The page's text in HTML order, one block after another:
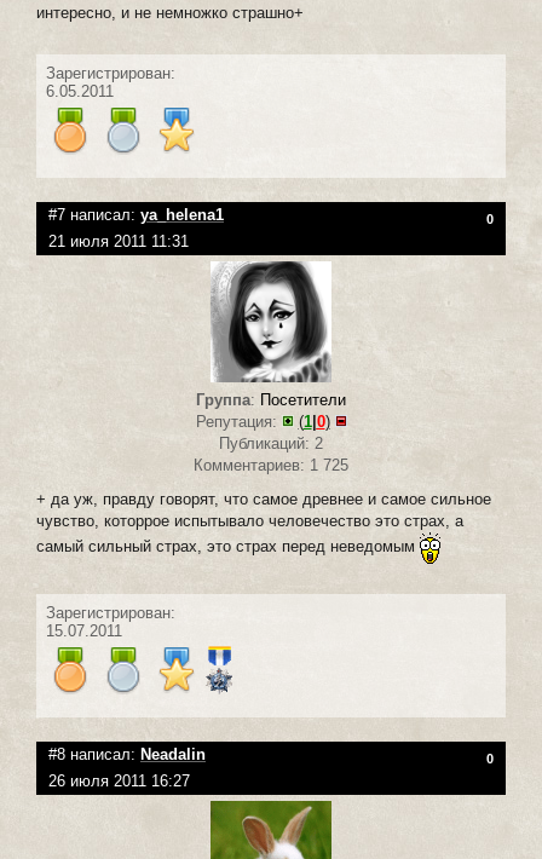
интересно, и не немножко страшно+
Зарегистрирован:
6.05.2011
#7 написал: ya_helena1 0
21 июля 2011 11:31
Группа: Посетители
Репутация:
(1|0)
Публикаций: 2
Комментариев: 1 725
+ да уж, правду говорят, что самое древнее и самое сильное
чувство, которрое испытывало человечество это страх, а
самый сильный страх, это страх перед неведомым
Зарегистрирован:
15.07.2011
#8 написал: Neadalin 0
26 июля 2011 16:27